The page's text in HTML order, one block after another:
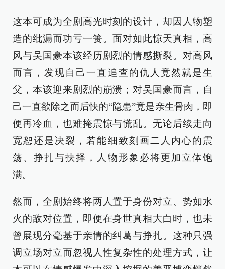
这本可成为全剧高光时刻的设计，却因人物塑
造的纰漏而功亏一篑。面对如此惊天真相，高
风与吴国豪本该经历剧烈的情感撕裂。对高风
而言，发现自己一直追查的仇人竟然就是生
父，本该迎来剧烈的崩溃；对吴国豪而言，自
己一直欲除之而后快的“隐患”竟是亲生骨肉，即
便再冷血，也难掩震惊与慌乱。无论后续走向
宽恕还是决裂，若能细致刻画二人内心的震
荡、挣扎与抉择，人物形象必将更加立体饱
满。
然而，全剧始终将两人置于身份对立、势如水
火的敌对位置，即便在身世真相大白时，也未
曾展现分毫基于亲情的纠葛与挣扎。这种只强
调立场对立而忽视人性复杂性的处理方式，让